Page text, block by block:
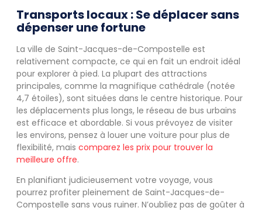
Transports locaux : Se déplacer sans
dépenser une fortune
La ville de Saint-Jacques-de-Compostelle est
relativement compacte, ce qui en fait un endroit idéal
pour explorer à pied. La plupart des attractions
principales, comme la magnifique cathédrale (notée
4,7 étoiles), sont situées dans le centre historique. Pour
les déplacements plus longs, le réseau de bus urbains
est efficace et abordable. Si vous prévoyez de visiter
les environs, pensez à louer une voiture pour plus de
flexibilité, mais comparez les prix pour trouver la
meilleure offre.
En planifiant judicieusement votre voyage, vous
pourrez profiter pleinement de Saint-Jacques-de-
Compostelle sans vous ruiner. N’oubliez pas de goûter à